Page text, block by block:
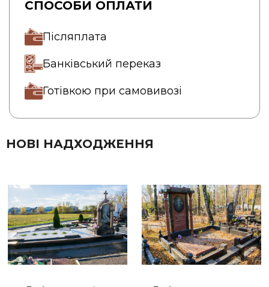
СПОСОБИ ОПЛАТИ
Післяплата
Банківський переказ
Готівкою при самовивозі
НОВІ НАДХОДЖЕННЯ